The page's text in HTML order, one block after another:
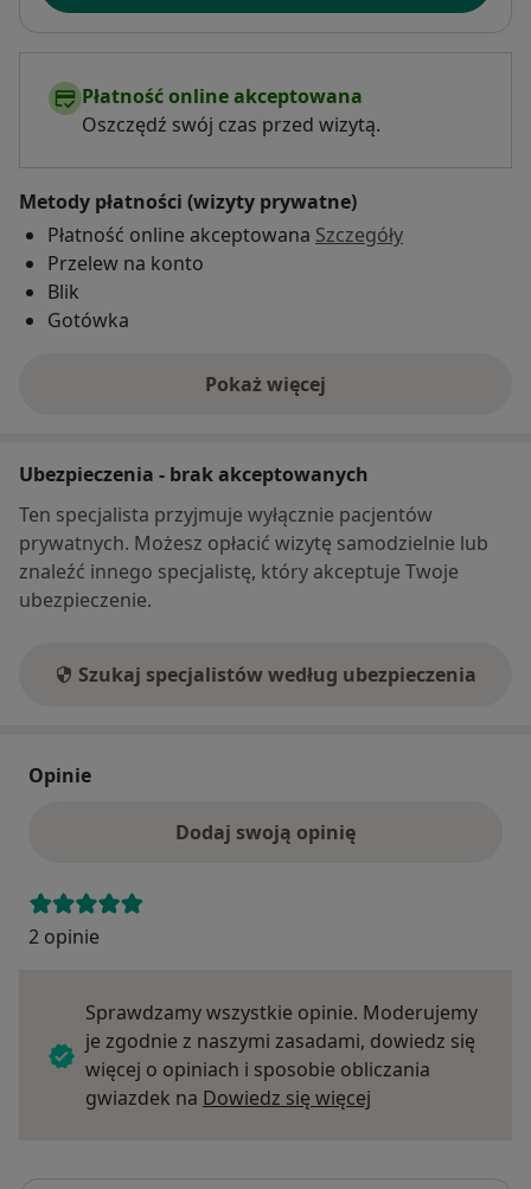
Płatność online akceptowana
Oszczędź swój czas przed wizytą.
Metody płatności (wizyty prywatne)
Płatność online akceptowana Szczegóły
Przelew na konto
Blik
Gotówka
Pokaż więcej
o adresie
Ubezpieczenia - brak akceptowanych
Ten specjalista przyjmuje wyłącznie pacjentów
prywatnych. Możesz opłacić wizytę samodzielnie lub
znaleźć innego specjalistę, który akceptuje Twoje
ubezpieczenie.
Szukaj specjalistów według ubezpieczenia
Opinie
Dodaj swoją opinię
2 opinie
Sprawdzamy wszystkie opinie. Moderujemy
je zgodnie z naszymi zasadami, dowiedz się
więcej o opiniach i sposobie obliczania
gwiazdek na Dowiedz się więcej